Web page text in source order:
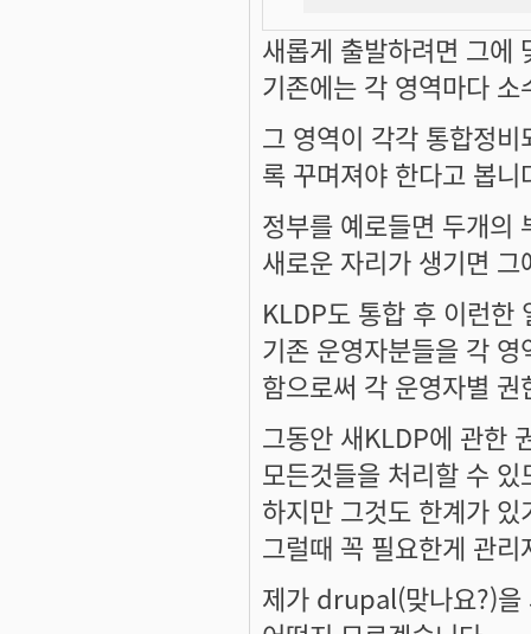
새롭게 출발하려면 그에
기존에는 각 영역마다
그 영역이 각각 통합정
록 꾸며져야 한다고 봅니
정부를 예로들면 두개의
새로운 자리가 생기면
KLDP도 통합 후 이런한
기존 운영자분들을 각
함으로써 각 운영자별
그동안 새KLDP에 관한
모든것들을 처리할 수
하지만 그것도 한계가
그럴때 꼭 필요한게 관리
제가 drupal(맞나요?)을